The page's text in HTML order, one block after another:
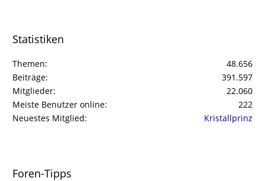
Statistiken
Themen
48.656
Beiträge
391.597
Mitglieder
22.060
Meiste Benutzer online
222
Neuestes Mitglied
Kristallprinz
Foren-Tipps